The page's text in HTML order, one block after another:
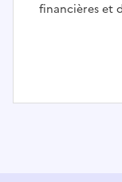
financières et